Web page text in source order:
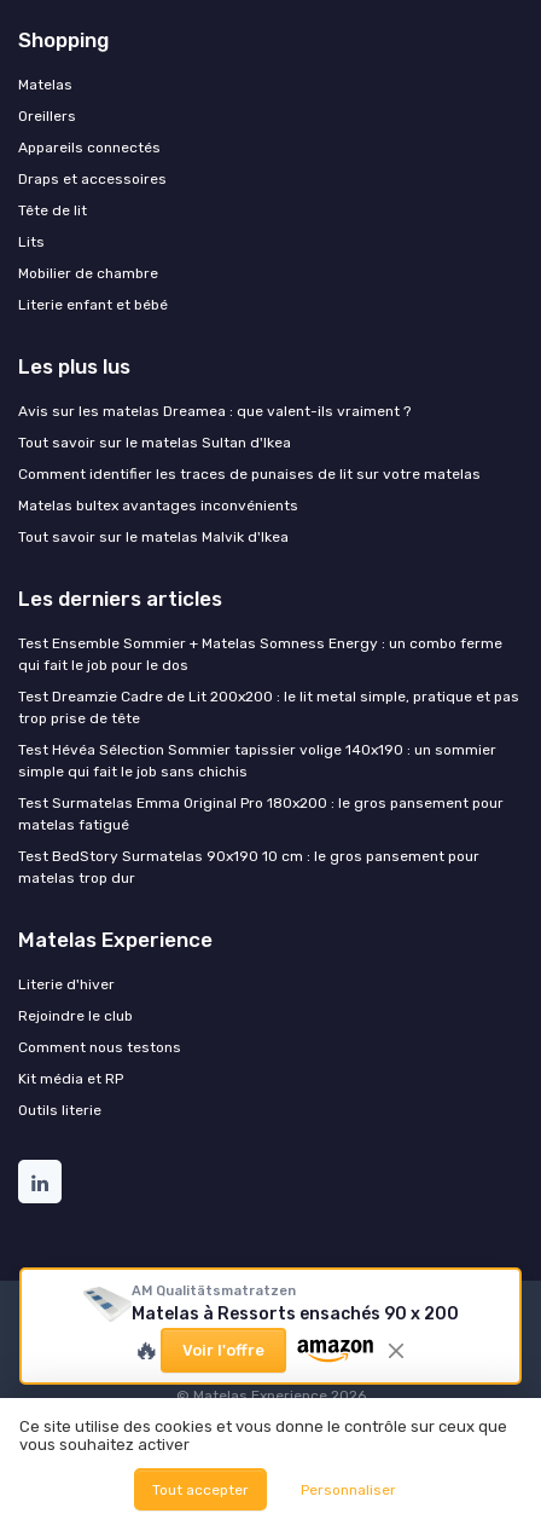
AM Qualitätsmatratzen
Matelas à Ressorts ensachés 90 x 200
🔥 Voir l'offre
Shopping
Matelas
Oreillers
Appareils connectés
Draps et accessoires
Tête de lit
Lits
Mobilier de chambre
Literie enfant et bébé
Les plus lus
Avis sur les matelas Dreamea : que valent-ils vraiment ?
Tout savoir sur le matelas Sultan d'Ikea
Comment identifier les traces de punaises de lit sur votre matelas
Matelas bultex avantages inconvénients
Tout savoir sur le matelas Malvik d'Ikea
Les derniers articles
Test Ensemble Sommier + Matelas Somness Energy : un combo ferme
qui fait le job pour le dos
Test Dreamzie Cadre de Lit 200x200 : le lit metal simple, pratique et pas
trop prise de tête
Test Hévéa Sélection Sommier tapissier volige 140x190 : un sommier
simple qui fait le job sans chichis
Test Surmatelas Emma Original Pro 180x200 : le gros pansement pour
matelas fatigué
Test BedStory Surmatelas 90x190 10 cm : le gros pansement pour
matelas trop dur
Matelas Experience
Literie d'hiver
Rejoindre le club
Comment nous testons
Kit média et RP
Outils literie
Mentions légales Politique de confidentialité
Grande
Enquête 2025 sur les matelas
À propos
Méthodologie
Nos outils pratiques
© Matelas Experience 2026
Nos meilleurs comparatifs
Ce site utilise des cookies et vous donne le contrôle sur ceux que
vous souhaitez activer
Tout accepter Personnaliser